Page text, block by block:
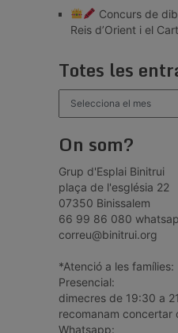
Concurs de
Reis d’Orient i el
Totes les
On som?
Grup d'Esplai Binitrui
plaça de l'església 22
07350 Binissalem
66 99 86 080
correu@binitrui.org
*Atenció a les famílies:
Presencial:
dimecres de 19:30 a
recomanam concertar
Whatsapp: